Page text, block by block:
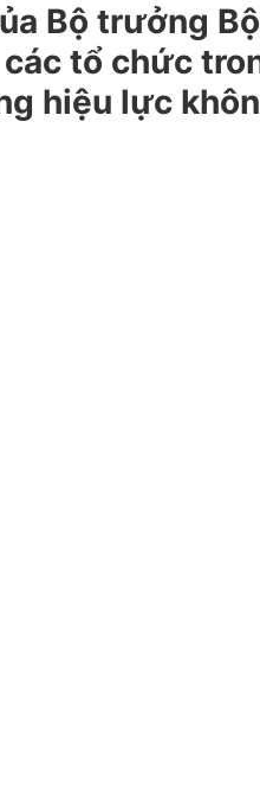
Bộ trưởng
tổ chức
hiệu lực